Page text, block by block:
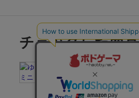
チェックした商品